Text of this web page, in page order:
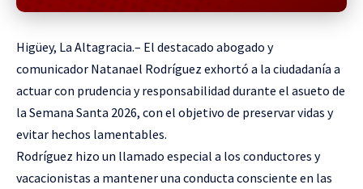
Higüey, La Altagracia.– El destacado abogado y
comunicador Natanael Rodríguez exhortó a la ciudadanía a
actuar con prudencia y responsabilidad durante el asueto de
la Semana Santa 2026, con el objetivo de preservar vidas y
evitar hechos lamentables.
Rodríguez hizo un llamado especial a los conductores y
vacacionistas a mantener una conducta consciente en las